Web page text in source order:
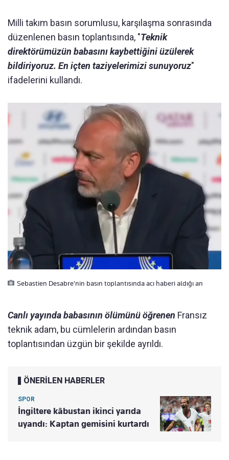
Milli takım basın sorumlusu, karşılaşma sonrasında
düzenlenen basın toplantısında, "Teknik
direktörümüzün babasını kaybettiğini üzülerek
bildiriyoruz. En içten taziyelerimizi sunuyoruz"
ifadelerini kullandı.
Sebastien Desabre'nin basın toplantısında acı haberi aldığı an
Canlı yayında babasının ölümünü öğrenen Fransız
teknik adam, bu cümlelerin ardından basın
toplantısından üzgün bir şekilde ayrıldı.
ÖNERİLEN HABERLER
SPOR
İngiltere kâbustan ikinci yarıda
uyandı: Kaptan gemisini kurtardı